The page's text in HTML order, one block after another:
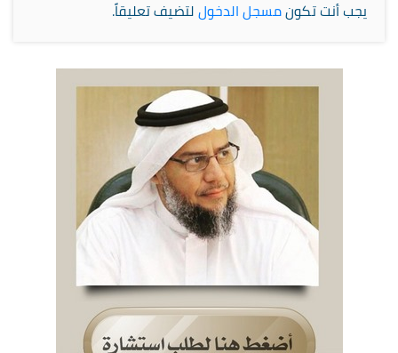
يجب أنت تكونمسجل الدخوللتضيف تعليقاً.